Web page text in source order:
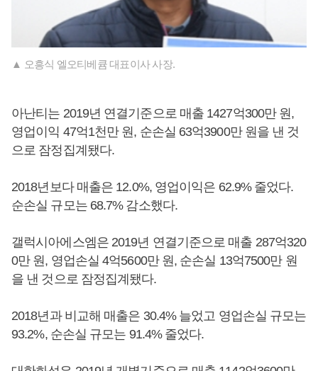
▲ 오흥식 엘오티베큠 대표이사 사장.
아난티는 2019년 연결기준으로 매출 1427억300만 원,
영업이익 47억1천만 원, 순손실 63억3900만 원을 낸 것
으로 잠정집계됐다.
2018년보다 매출은 12.0%, 영업이익은 62.9% 줄었다.
순손실 규모는 68.7% 감소했다.
갤럭시아에스엠은 2019년 연결기준으로 매출 287억320
0만 원, 영업손실 4억5600만 원, 순손실 13억7500만 원
을 낸 것으로 잠정집계됐다.
2018년과 비교해 매출은 30.4% 늘었고 영업손실 규모는
93.2%, 순손실 규모는 91.4% 줄었다.